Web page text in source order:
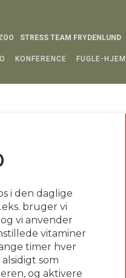
STRESS TEAM FRYDENLUND
KONFERENCE FUGLE-
i den daglige
bruger vi
vi anvender
vitaminer
timer hver
som
og aktivere